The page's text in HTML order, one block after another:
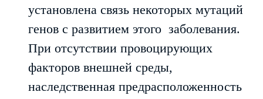
установлена связь некоторых мутаций
генов с развитием этого заболевания.
При отсутствии провоцирующих
факторов внешней среды,
наследственная предрасположенность